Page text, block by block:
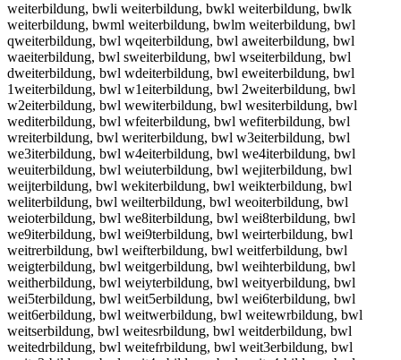
weiterbildung, bwli weiterbildung, bwkl weiterbildung, bwlk
weiterbildung, bwml weiterbildung, bwlm weiterbildung, bwl
qweiterbildung, bwl wqeiterbildung, bwl aweiterbildung, bwl
waeiterbildung, bwl sweiterbildung, bwl wseiterbildung, bwl
dweiterbildung, bwl wdeiterbildung, bwl eweiterbildung, bwl
1weiterbildung, bwl w1eiterbildung, bwl 2weiterbildung, bwl
w2eiterbildung, bwl wewiterbildung, bwl wesiterbildung, bwl
wediterbildung, bwl wfeiterbildung, bwl wefiterbildung, bwl
wreiterbildung, bwl weriterbildung, bwl w3eiterbildung, bwl
we3iterbildung, bwl w4eiterbildung, bwl we4iterbildung, bwl
weuiterbildung, bwl weiuterbildung, bwl wejiterbildung, bwl
weijterbildung, bwl wekiterbildung, bwl weikterbildung, bwl
weliterbildung, bwl weilterbildung, bwl weoiterbildung, bwl
weioterbildung, bwl we8iterbildung, bwl wei8terbildung, bwl
we9iterbildung, bwl wei9terbildung, bwl weirterbildung, bwl
weitrerbildung, bwl weifterbildung, bwl weitferbildung, bwl
weigterbildung, bwl weitgerbildung, bwl weihterbildung, bwl
weitherbildung, bwl weiyterbildung, bwl weityerbildung, bwl
wei5terbildung, bwl weit5erbildung, bwl wei6terbildung, bwl
weit6erbildung, bwl weitwerbildung, bwl weitewrbildung, bwl
weitserbildung, bwl weitesrbildung, bwl weitderbildung, bwl
weitedrbildung, bwl weitefrbildung, bwl weit3erbildung, bwl